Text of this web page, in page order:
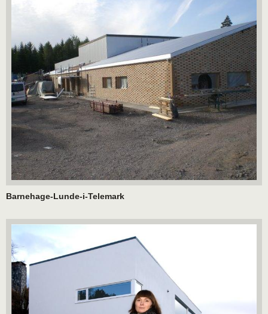
Barnehage-Lunde-i-Telemark